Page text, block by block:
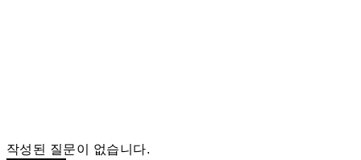
작성된 질문이 없습니다.